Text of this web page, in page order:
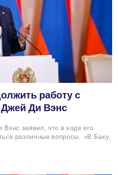
работу с
Ди Вэнс
заявил, что в ходе его
различные вопросы. «В Баку,